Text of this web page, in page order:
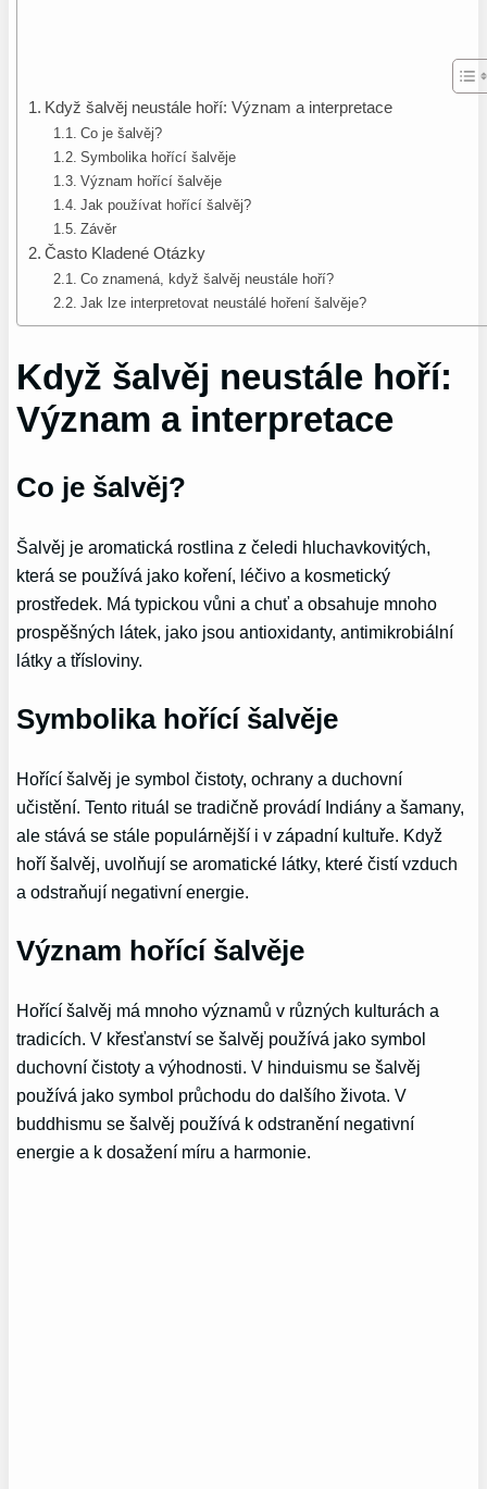
Když šalvěj neustále hoří: Význam a interpretace
Co je šalvěj?
Symbolika hořící šalvěje
Význam hořící šalvěje
Jak používat hořící šalvěj?
Závěr
Často Kladené Otázky
Co znamená, když šalvěj neustále hoří?
Jak lze interpretovat neustálé hoření šalvěje?
Když šalvěj neustále hoří:
Význam a interpretace
Co je šalvěj?
Šalvěj je aromatická rostlina z čeledi hluchavkovitých,
která se používá jako koření, léčivo a kosmetický
prostředek. Má typickou vůni a chuť a obsahuje mnoho
prospěšných látek, jako jsou antioxidanty, antimikrobiální
látky a třísloviny.
Symbolika hořící šalvěje
Hořící šalvěj je symbol čistoty, ochrany a duchovní
učistění. Tento rituál se tradičně provádí Indiány a šamany,
ale stává se stále populárnější i v západní kultuře. Když
hoří šalvěj, uvolňují se aromatické látky, které čistí vzduch
a odstraňují negativní energie.
Význam hořící šalvěje
Hořící šalvěj má mnoho významů v různých kulturách a
tradicích. V křesťanství se šalvěj používá jako symbol
duchovní čistoty a výhodnosti. V hinduismu se šalvěj
používá jako symbol průchodu do dalšího života. V
buddhismu se šalvěj používá k odstranění negativní
energie a k dosažení míru a harmonie.